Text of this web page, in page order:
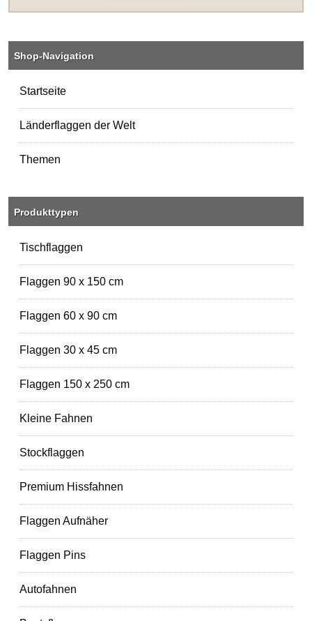
Shop-Navigation
Startseite
Länderflaggen der Welt
Themen
Produkttypen
Tischflaggen
Flaggen 90 x 150 cm
Flaggen 60 x 90 cm
Flaggen 30 x 45 cm
Flaggen 150 x 250 cm
Kleine Fahnen
Stockflaggen
Premium Hissfahnen
Flaggen Aufnäher
Flaggen Pins
Autofahnen